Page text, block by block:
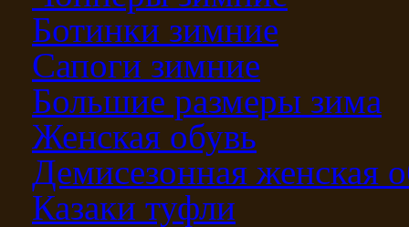
Ботинки зимние
Сапоги зимние
Большие размеры зима
Женская обувь
Демисезонная женская
Казаки туфли